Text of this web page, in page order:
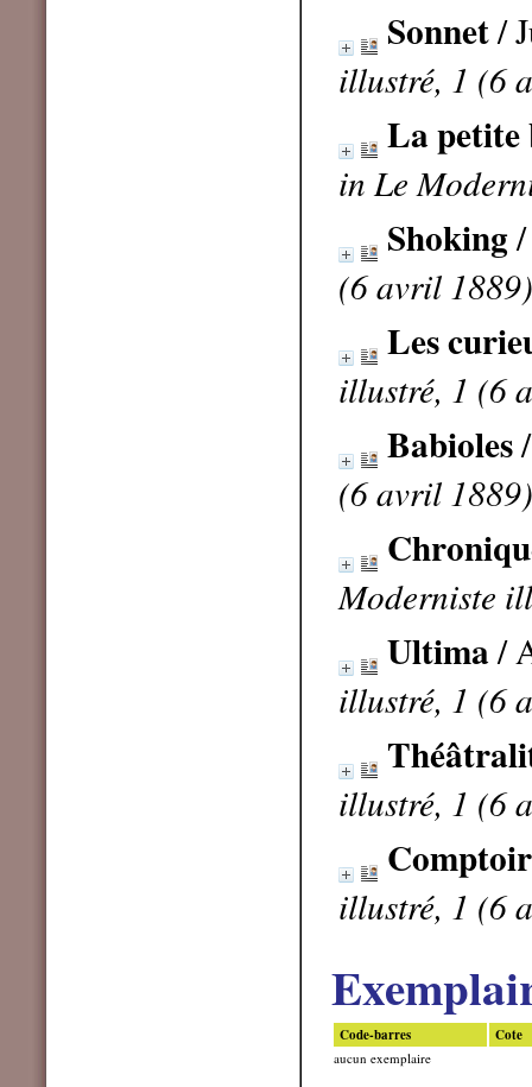
Sonnet/
illustré, 1 (6
La petite
in Le
Shoking
(6 avril 1889)
Les
illustré, 1 (6
Babioles
(6 avril 1889)
Moderniste
Ultima/
illustré, 1 (6
illustré, 1 (6
illustré, 1 (6
Code-barres Cote
aucun exemplaire